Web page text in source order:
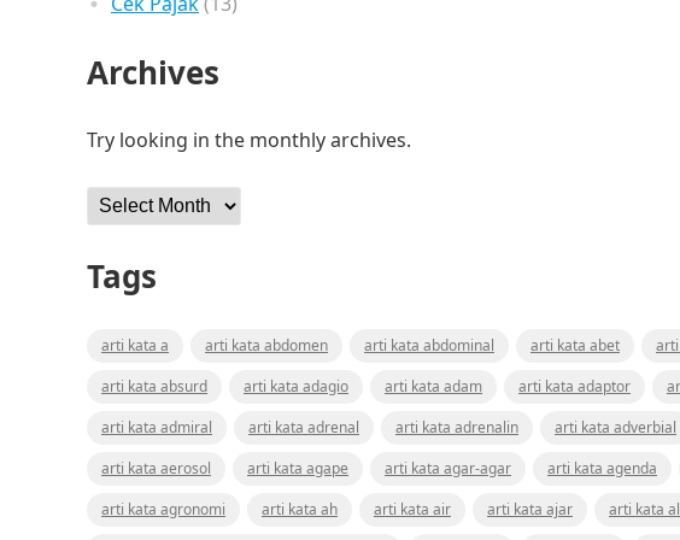
Archives
Try looking in the monthly archives.
Archives
Tags
arti kata a arti kata abdomen arti kata abdominal arti kata abet
arti kata absurd
arti kata adagio arti kata adam arti kata adaptor
arti kata admiral
arti kata adrenal arti kata adrenalin arti kata adverbial
arti kata aerosol
arti kata agape arti kata agar-agar arti kata agenda
arti kata agronomi
arti kata ah arti kata air arti kata ajar arti kata